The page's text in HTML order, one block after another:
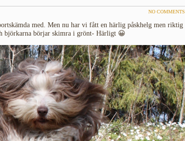
NO COMMENTS
med. Men nu har vi fått en härlig påskhelg men riktig
björkarna börjar skimra i grönt- Härligt 😀